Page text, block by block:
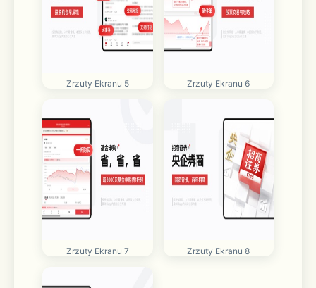
Zrzuty Ekranu 5 Zrzuty Ekranu 6
Zrzuty Ekranu 7 Zrzuty Ekranu 8